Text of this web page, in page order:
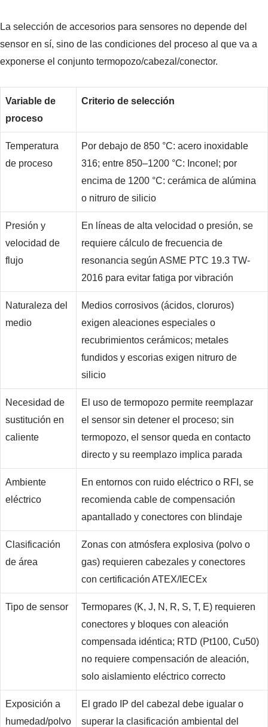
La selección de accesorios para sensores no depende del
sensor en sí, sino de las condiciones del proceso al que va a
exponerse el conjunto termopozo/cabezal/conector.
Variable de
proceso
Criterio de selección
Temperatura
de proceso
Por debajo de 850 °C: acero inoxidable
316; entre 850–1200 °C: Inconel; por
encima de 1200 °C: cerámica de alúmina
o nitruro de silicio
Presión y
velocidad de
flujo
En líneas de alta velocidad o presión, se
requiere cálculo de frecuencia de
resonancia según ASME PTC 19.3 TW-
2016 para evitar fatiga por vibración
Naturaleza del
medio
Medios corrosivos (ácidos, cloruros)
exigen aleaciones especiales o
recubrimientos cerámicos; metales
fundidos y escorias exigen nitruro de
silicio
Necesidad de
sustitución en
caliente
El uso de termopozo permite reemplazar
el sensor sin detener el proceso; sin
termopozo, el sensor queda en contacto
directo y su reemplazo implica parada
Ambiente
eléctrico
En entornos con ruido eléctrico o RFI, se
recomienda cable de compensación
apantallado y conectores con blindaje
Clasificación
de área
Zonas con atmósfera explosiva (polvo o
gas) requieren cabezales y conectores
con certificación ATEX/IECEx
Tipo de sensor
Termopares (K, J, N, R, S, T, E) requieren
conectores y bloques con aleación
compensada idéntica; RTD (Pt100, Cu50)
no requiere compensación de aleación,
solo aislamiento eléctrico correcto
Exposición a
humedad/polvo
El grado IP del cabezal debe igualar o
superar la clasificación ambiental del